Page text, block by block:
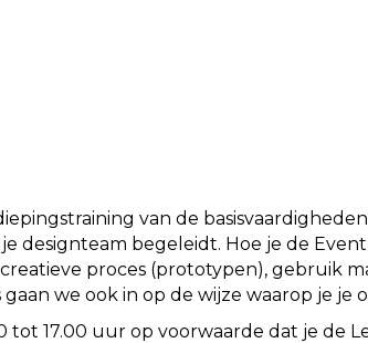
van de
designteam begeleidt. Hoe je de
proces (prototypen), gebruik
gaan we ook in op de wijze waarop je
tot 17.00 uur op voorwaarde dat je de